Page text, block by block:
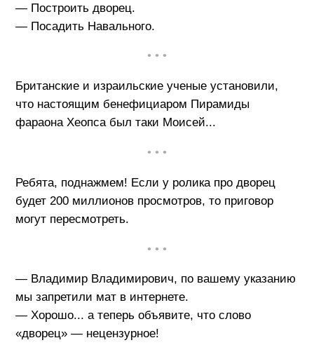
— Построить дворец.
— Посадить Навального.
• • •
Британские и израильские ученые установили,
что настоящим бенефициаром Пирамиды
фараона Хеопса был таки Моисей...
• • •
Ребята, поднажмем! Если у ролика про дворец
будет 200 миллионов просмотров, то приговор
могут пересмотреть.
• • •
— Владимир Владимирович, по вашему указанию
мы запретили мат в интернете.
— Хорошо... а теперь объявите, что слово
«дворец» — нецензурное!